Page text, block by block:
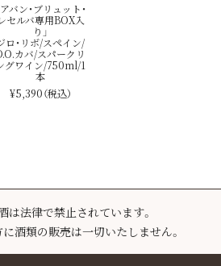
アバン・ブリュット・
セルバ専用BOX入
り」
ロ・リボ/スペイン/
カバ/スパークリ
グワイン/750ml/1
本
¥5,390（税込）
は法律で禁止されています。
酒類の販売は一切いたしません。